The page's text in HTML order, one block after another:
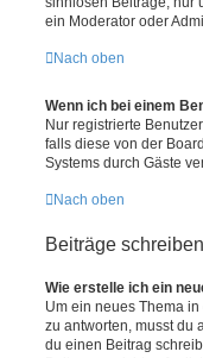
ein Moderator oder
Nach oben
Wenn ich bei einem
Nur registrierte
falls diese von der
Systems durch Gäste
Nach oben
Beiträge schreiben
Wie erstelle ich ein
Um ein neues Thema
zu antworten, musst du
du einen Beitrag